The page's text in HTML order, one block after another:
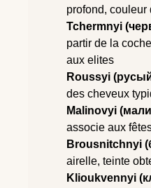
profond, couleur
Tchermnyi
partir de la
aux elites
Roussyi
des cheveux
Malinovyi
associe aux
Brousnitchnyi
airelle, teinte
Klioukvennyi